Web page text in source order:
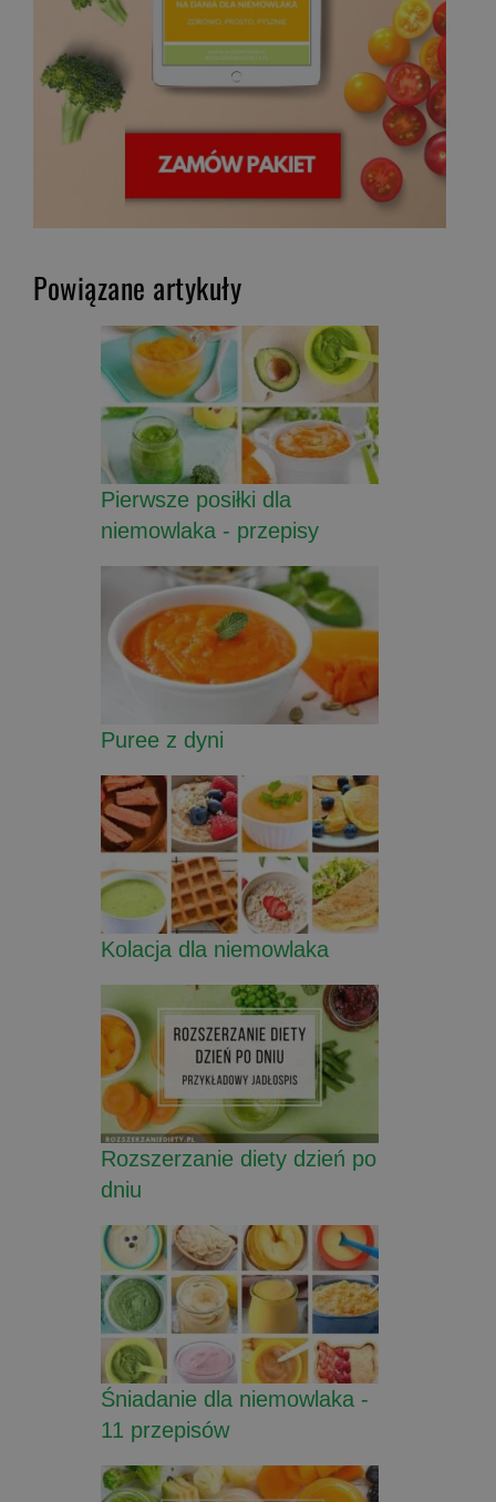
Powiązane artykuły
Pierwsze posiłki dla
niemowlaka - przepisy
Puree z dyni
Kolacja dla niemowlaka
Rozszerzanie diety dzień po
dniu
Śniadanie dla niemowlaka -
11 przepisów